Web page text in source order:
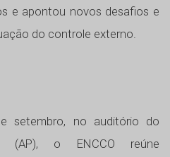
e apontou novos desafios e
do controle externo.
setembro, no auditório do
(AP), o ENCCO reúne